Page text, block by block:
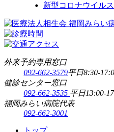
新型コロナウイル
外来予約専用窓口
092-662-3579平日8:30-
健診センター窓口
092-662-3535 平日13:00-
福岡みらい病院代表
092-662-3001
トップ